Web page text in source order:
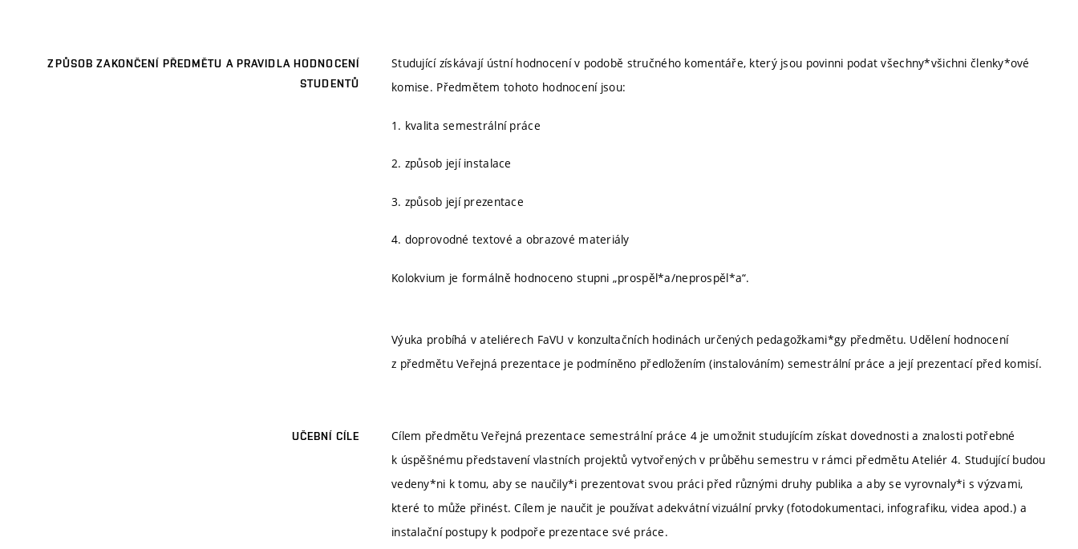
ZPŮSOB ZAKONČENÍ PŘEDMĚTU A PRAVIDLA HODNOCENÍ
STUDENTŮ
Studující získávají ústní hodnocení v podobě stručného komentáře, který jsou povinni podat všechny*všichni členky*ové
komise. Předmětem tohoto hodnocení jsou:
1. kvalita semestrální práce
2. způsob její instalace
3. způsob její prezentace
4. doprovodné textové a obrazové materiály
Kolokvium je formálně hodnoceno stupni „prospěl*a/neprospěl*a“.
Výuka probíhá v ateliérech FaVU v konzultačních hodinách určených pedagožkami*gy předmětu. Udělení hodnocení
z předmětu Veřejná prezentace je podmíněno předložením (instalováním) semestrální práce a její prezentací před komisí.
UČEBNÍ CÍLE
Cílem předmětu Veřejná prezentace semestrální práce 4 je umožnit studujícím získat dovednosti a znalosti potřebné
k úspěšnému představení vlastních projektů vytvořených v průběhu semestru v rámci předmětu Ateliér 4. Studující budou
vedeny*ni k tomu, aby se naučily*i prezentovat svou práci před různými druhy publika a aby se vyrovnaly*i s výzvami,
které to může přinést. Cílem je naučit je používat adekvátní vizuální prvky (fotodokumentaci, infografiku, videa apod.) a
instalační postupy k podpoře prezentace své práce.